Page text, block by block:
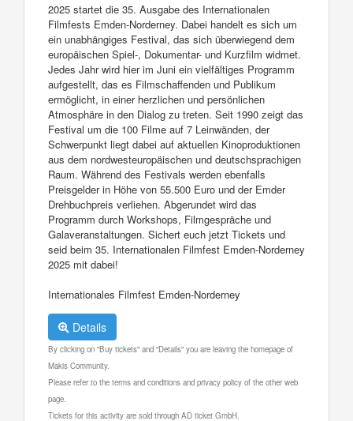
2025 startet die 35. Ausgabe des Internationalen
Filmfests Emden-Norderney. Dabei handelt es sich um
ein unabhängiges Festival, das sich überwiegend dem
europäischen Spiel-, Dokumentar- und Kurzfilm widmet.
Jedes Jahr wird hier im Juni ein vielfältiges Programm
aufgestellt, das es Filmschaffenden und Publikum
ermöglicht, in einer herzlichen und persönlichen
Atmosphäre in den Dialog zu treten. Seit 1990 zeigt das
Festival um die 100 Filme auf 7 Leinwänden, der
Schwerpunkt liegt dabei auf aktuellen Kinoproduktionen
aus dem nordwesteuropäischen und deutschsprachigen
Raum. Während des Festivals werden ebenfalls
Preisgelder in Höhe von 55.500 Euro und der Emder
Drehbuchpreis verliehen. Abgerundet wird das
Programm durch Workshops, Filmgespräche und
Galaveranstaltungen. Sichert euch jetzt Tickets und
seid beim 35. Internationalen Filmfest Emden-Norderney
2025 mit dabei!
Internationales Filmfest Emden-Norderney
Details
By clicking on "Buy tickets" and "Details" you are leaving the homepage of
Makis Community.
Please refer to the terms and conditions and privacy policy of the other web
page.
Tickets for this activity are sold through AD ticket GmbH.